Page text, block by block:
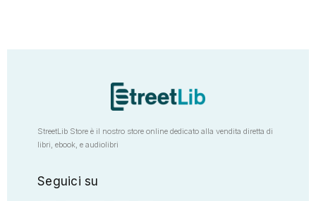
StreetLib Store è il nostro store online dedicato alla vendita diretta di
libri, ebook, e audiolibri
Seguici su